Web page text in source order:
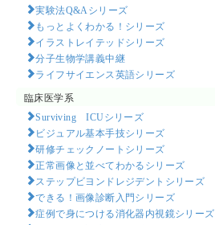
実験法Q&Aシリーズ
もっとよくわかる！シリーズ
イラストレイテッドシリーズ
分子生物学講義中継
ライフサイエンス英語シリーズ
臨床医学系
Surviving ICUシリーズ
ビジュアル基本手技シリーズ
研修チェックノートシリーズ
正常画像と並べてわかるシリーズ
ステップビヨンドレジデントシリーズ
できる！画像診断入門シリーズ
症例で身につける消化器内視鏡シリーズ